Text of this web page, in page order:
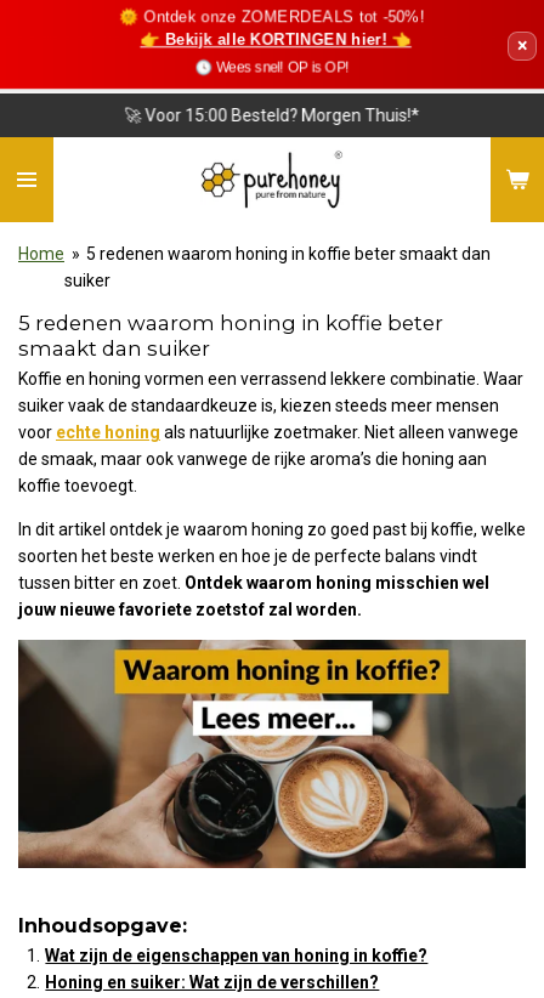
🌞 Ontdek onze ZOMERDEALS tot -50%!
👉 Bekijk alle KORTINGEN hier! 👈
🕓 Wees snel! OP is OP!
×
🚀 Voor 15:00 Besteld? Morgen Thuis!*
Home » 5 redenen waarom honing in koffie beter smaakt dan
suiker
5 redenen waarom honing in koffie beter
smaakt dan suiker
Koffie en honing vormen een verrassend lekkere combinatie. Waar
suiker vaak de standaardkeuze is, kiezen steeds meer mensen
voor echte honing als natuurlijke zoetmaker. Niet alleen vanwege
de smaak, maar ook vanwege de rijke aroma’s die honing aan
koffie toevoegt.
In dit artikel ontdek je waarom honing zo goed past bij koffie, welke
soorten het beste werken en hoe je de perfecte balans vindt
tussen bitter en zoet. Ontdek waarom honing misschien wel
jouw nieuwe favoriete zoetstof zal worden.
Inhoudsopgave:
Wat zijn de eigenschappen van honing in koffie?
Honing en suiker: Wat zijn de verschillen?